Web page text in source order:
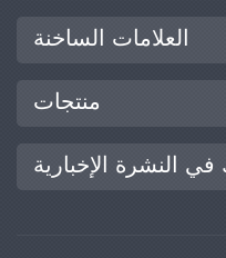
العلامات الساخنة
منتجات
في النشرة الإخبارية